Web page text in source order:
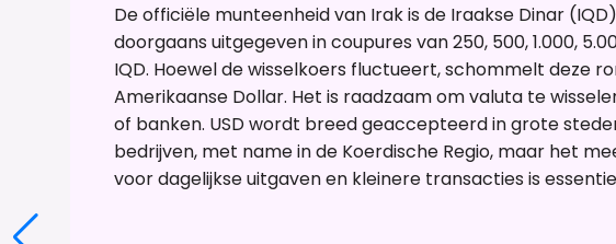
De officiële munteenheid van Irak is de Iraakse Dinar
doorgaans uitgegeven in coupures van 250, 500, 1.000,
IQD. Hoewel de wisselkoers fluctueert, schommelt deze
Amerikaanse Dollar. Het is raadzaam om valuta te
of banken. USD wordt breed geaccepteerd in grote
bedrijven, met name in de Koerdische Regio, maar het
voor dagelijkse uitgaven en kleinere transacties is